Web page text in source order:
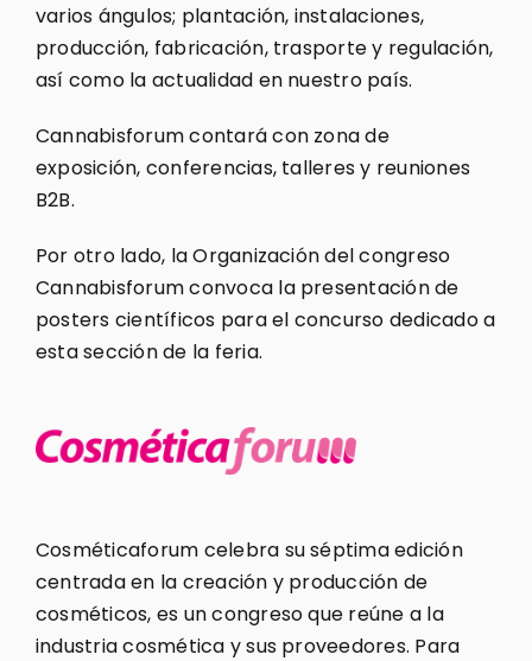
varios ángulos; plantación, instalaciones,
producción, fabricación, trasporte y regulación,
así como la actualidad en nuestro país.
Cannabisforum contará con zona de
exposición, conferencias, talleres y reuniones
B2B.
Por otro lado, la Organización del congreso
Cannabisforum convoca la presentación de
posters científicos para el concurso dedicado a
esta sección de la feria.
Cosméticaforum celebra su séptima edición
centrada en la creación y producción de
cosméticos, es un congreso que reúne a la
industria cosmética y sus proveedores. Para